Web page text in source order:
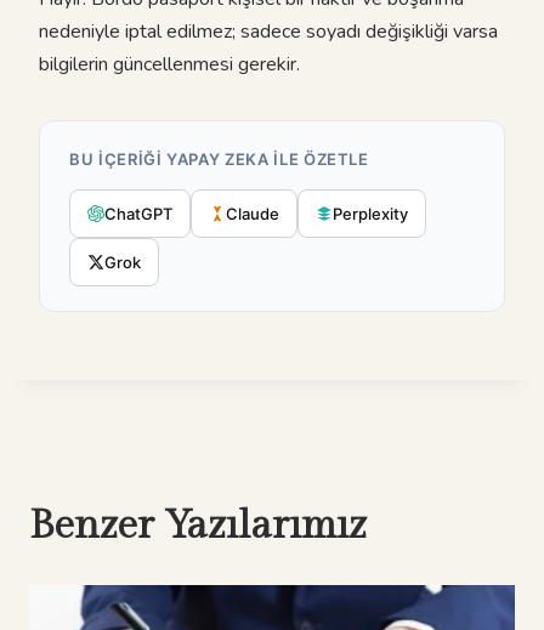
nedeniyle iptal edilmez; sadece soyadı değişikliği varsa
bilgilerin güncellenmesi gerekir.
BU IÇERIĞI YAPAY ZEKA ILE ÖZETLE
ChatGPT Claude Perplexity
Grok
Benzer Yazılarımız